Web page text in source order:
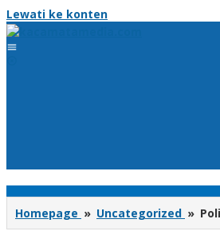
Lewati ke konten
Homepage » Uncategorized »